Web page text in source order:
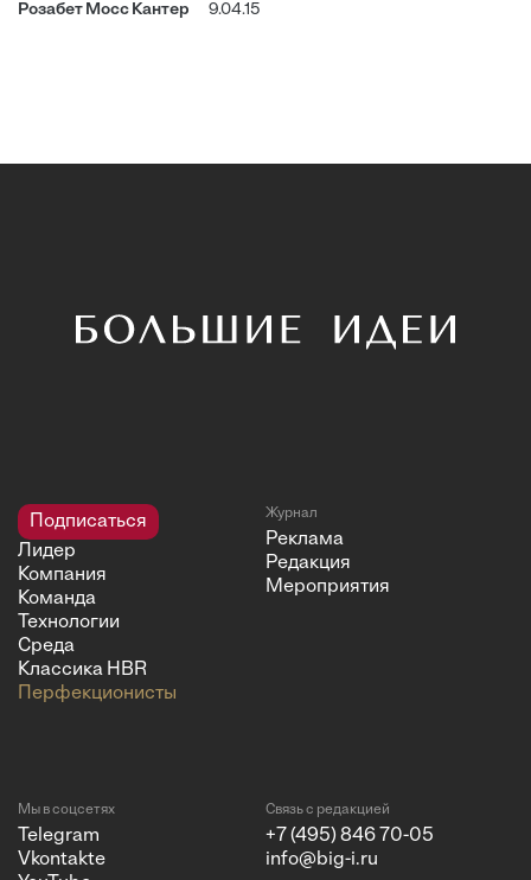
Розабет Мосс Кантер 9.04.15
Подписаться
Лидер
Компания
Команда
Технологии
Среда
Классика HBR
Перфекционисты
Журнал
Реклама
Редакция
Мероприятия
Мы в соцсетях
Telegram
Vkontakte
Связь с редакцией
+7 (495) 846 70-05
info@big-i.ru